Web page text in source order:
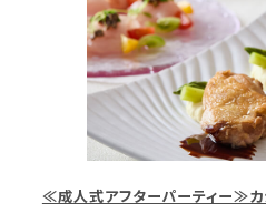
≪成人式アフターパーティー≫カ